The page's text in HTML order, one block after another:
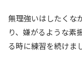
無理強いはしたくな
り、嫌がるような素
る時に練習を続けま